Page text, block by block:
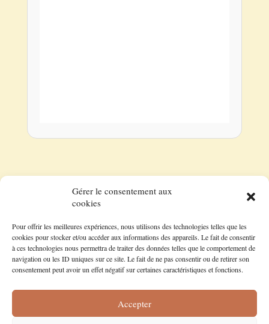
Gérer le consentement aux
cookies
Pour offrir les meilleures expériences, nous utilisons des technologies telles que les
cookies pour stocker et/ou accéder aux informations des appareils. Le fait de consentir
à ces technologies nous permettra de traiter des données telles que le comportement de
navigation ou les ID uniques sur ce site. Le fait de ne pas consentir ou de retirer son
consentement peut avoir un effet négatif sur certaines caractéristiques et fonctions.
Accepter
Suivez-nous sur les réseaux !
FacebookPinterestInstagram